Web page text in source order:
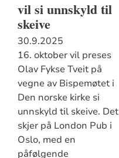
vil si unnskyld til
skeive
30.9.2025
16. oktober vil preses
Olav Fykse Tveit på
vegne av Bispemøtet i
Den norske kirke si
unnskyld til skeive. Det
skjer på London Pub i
Oslo, med en
påfølgende